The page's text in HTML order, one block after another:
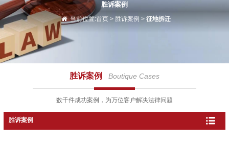
胜诉案例
当前位置:首页> 胜诉案例 > 征地拆迁
胜诉案例 Boutique Cases
数千件成功案例，为万位客户解决法律问题
胜诉案例